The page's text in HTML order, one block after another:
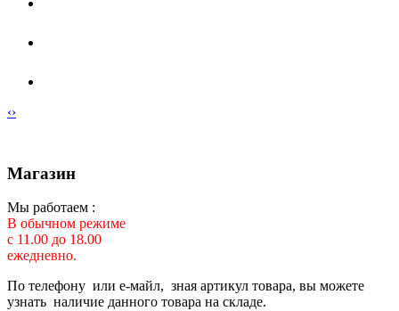
‹›
Магазин
Мы работаем :
В обычном режиме
с 11.00 до 18.00
ежедневно.
По телефону или е-майл, зная артикул товара, вы можете
узнать наличие данного товара на складе.